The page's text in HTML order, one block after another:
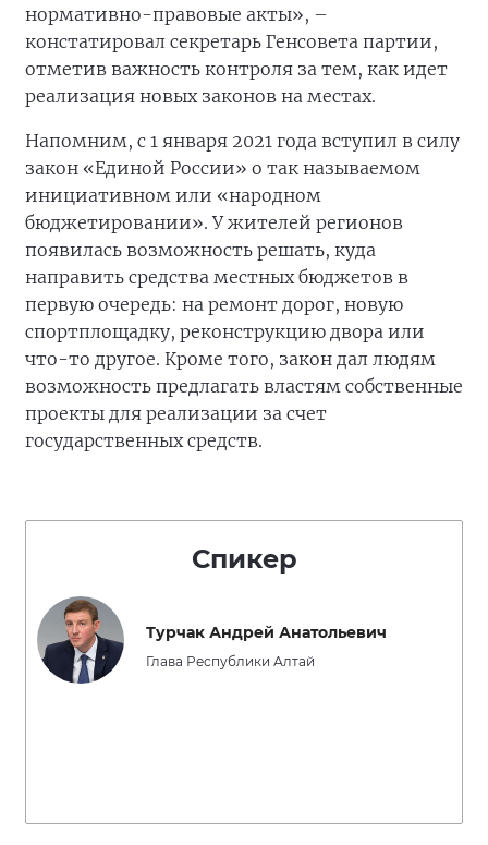
нормативно-правовые акты», –
констатировал секретарь Генсовета партии,
отметив важность контроля за тем, как идет
реализация новых законов на местах.
Напомним, с 1 января 2021 года вступил в силу
закон «Единой России» о так называемом
инициативном или «народном
бюджетировании». У жителей регионов
появилась возможность решать, куда
направить средства местных бюджетов в
первую очередь: на ремонт дорог, новую
спортплощадку, реконструкцию двора или
что-то другое. Кроме того, закон дал людям
возможность предлагать властям собственные
проекты для реализации за счет
государственных средств.
Спикер
Турчак Андрей Анатольевич
Глава Республики Алтай